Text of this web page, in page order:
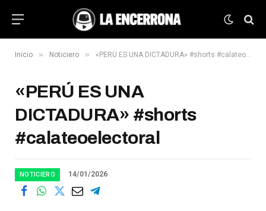
Inicio » Noticiero » «PERÚ ES UNA DICTADURA» #shorts #calateoelectoral
«PERÚ ES UNA
DICTADURA» #shorts
#calateoelectoral
NOTICIERO 14/01/2026